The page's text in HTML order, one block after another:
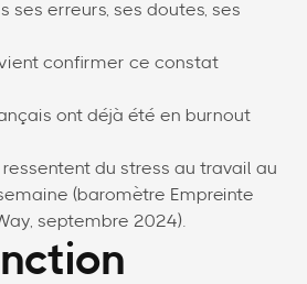
ses erreurs, ses doutes, ses
confirmer ce constat
ont déjà été en burnout
du stress au travail au
(baromètre Empreinte
septembre 2024).